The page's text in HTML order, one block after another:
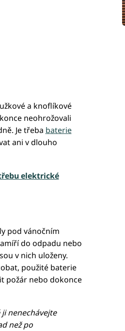
a knoflíkové
neohrožovali
Je třeba baterie
ani v dlouho
elektrické
pod vánočním
do odpadu nebo
v nich uloženy.
použité baterie
požár nebo dokonce
nenechávejte
než po